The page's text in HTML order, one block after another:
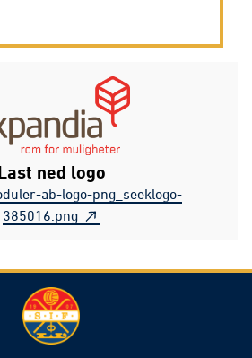
ned logo
ab-logo-png_seeklogo-
385016.png